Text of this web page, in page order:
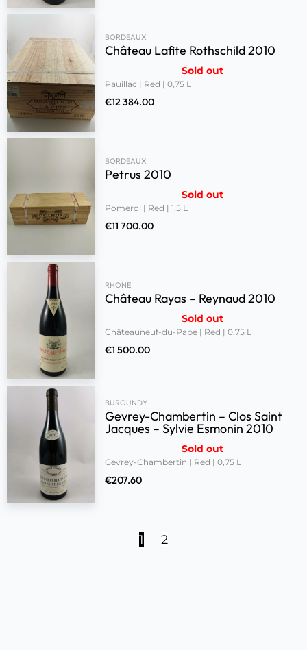
BORDEAUX
Château Lafite Rothschild 2010
Sold out
Pauillac | Red | 0,75 L
€12 384.00
BORDEAUX
Petrus 2010
Sold out
Pomerol | Red | 1,5 L
€11 700.00
RHONE
Château Rayas – Reynaud 2010
Sold out
Châteauneuf-du-Pape | Red | 0,75 L
€1 500.00
BURGUNDY
Gevrey-Chambertin – Clos Saint
Jacques – Sylvie Esmonin 2010
Sold out
Gevrey-Chambertin | Red | 0,75 L
€207.60
1 2